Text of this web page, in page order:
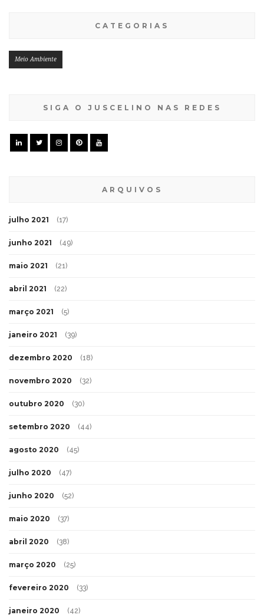
CATEGORIAS
Meio Ambiente
SIGA O JUSCELINO NAS REDES
ARQUIVOS
julho 2021 (17)
junho 2021 (49)
maio 2021 (21)
abril 2021 (22)
março 2021 (5)
janeiro 2021 (39)
dezembro 2020 (18)
novembro 2020 (32)
outubro 2020 (30)
setembro 2020 (44)
agosto 2020 (45)
julho 2020 (47)
junho 2020 (52)
maio 2020 (37)
abril 2020 (38)
março 2020 (25)
fevereiro 2020 (33)
janeiro 2020 (42)